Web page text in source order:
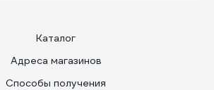
Каталог
Адреса магазинов
Способы получения